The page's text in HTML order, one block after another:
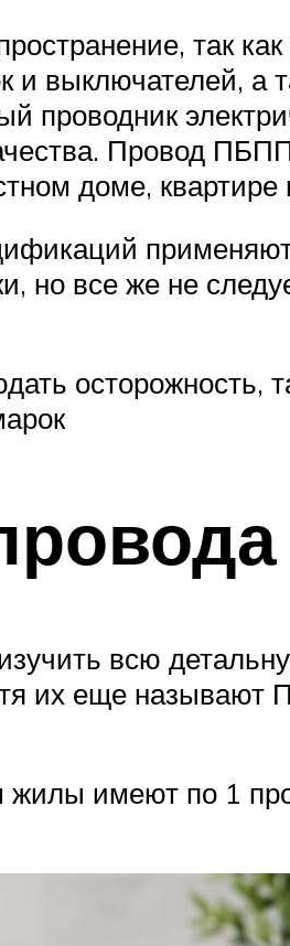
так
и выключателей, а
проводник
Провод
доме, квартире
но все же не
осторожность,
всю
их еще называют
имеют по 1